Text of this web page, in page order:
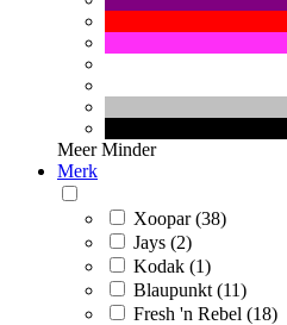
Meer Minder
Merk
Xoopar (38)
Jays (2)
Kodak (1)
Blaupunkt (11)
Fresh 'n Rebel (18)